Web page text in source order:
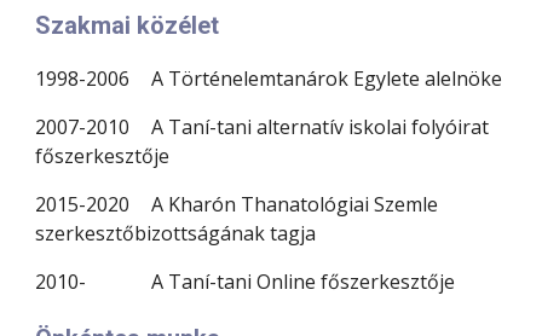
Szakmai közélet
1998-2006
A Történelemtanárok Egylete alelnöke
2007-2010
A Taní-tani alternatív iskolai folyóirat
főszerkesztője
2015-2020
A Kharón Thanatológiai Szemle
szerkesztőbizottságának tagja
2010-
A Taní-tani Online főszerkesztője